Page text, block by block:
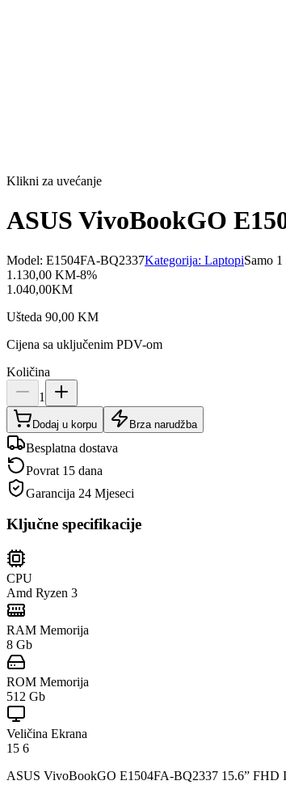
Klikni za uvećanje
ASUS VivoBookGO
Model: E1504FA-BQ2337Kategorija: LaptopiSamo
1.130,00 KM-8%
1.040,00KM
Ušteda 90,00 KM
Cijena sa uključenim PDV-om
Količina
1
Dodaj u korpu Brza narudžba
Besplatna dostava
Povrat 15 dana
Garancija 24 Mjeseci
Ključne specifikacije
CPU
Amd Ryzen 3
RAM Memorija
8 Gb
ROM Memorija
512 Gb
Veličina Ekrana
15 6
ASUS VivoBookGO E1504FA-BQ2337 15.6”